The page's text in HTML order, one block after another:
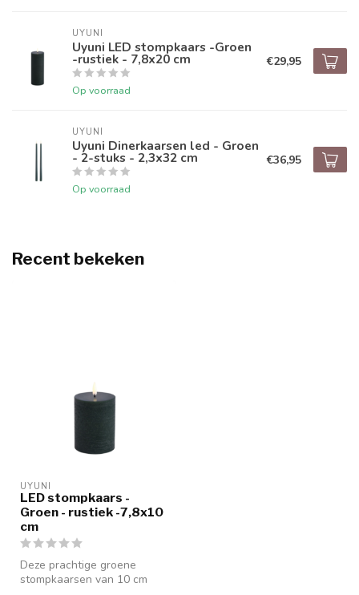
UYUNI
Uyuni LED stompkaars -Groen
-rustiek - 7,8x20 cm
Op voorraad
€29,95
UYUNI
Uyuni Dinerkaarsen led - Groen
- 2-stuks - 2,3x32 cm
Op voorraad
€36,95
Recent bekeken
UYUNI
LED stompkaars -
Groen - rustiek -7,8x10
cm
Deze prachtige groene
stompkaarsen van 10 cm